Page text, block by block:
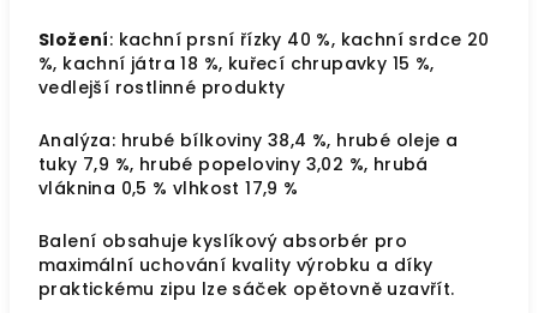
Složení: kachní prsní řízky 40 %, kachní srdce 20
%, kachní játra 18 %, kuřecí chrupavky 15 %,
vedlejší rostlinné produkty
Analýza: hrubé bílkoviny 38,4 %, hrubé oleje a
tuky 7,9 %, hrubé popeloviny 3,02 %, hrubá
vláknina 0,5 % vlhkost 17,9 %
Balení obsahuje kyslíkový absorbér pro
maximální uchování kvality výrobku a díky
praktickému zipu lze sáček opětovně uzavřít.